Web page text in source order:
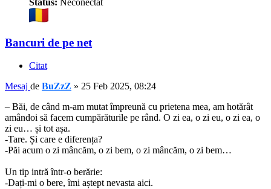
Bancuri de pe net
Citat
Mesaj de BuZzZ » 25 Feb 2025, 08:24
– Băi, de când m-am mutat împreună cu prietena mea, am hotărât
amândoi să facem cumpărăturile pe rând. O zi ea, o zi eu, o zi ea, o
zi eu… și tot așa.
-Tare. Și care e diferența?
-Păi acum o zi mâncăm, o zi bem, o zi mâncăm, o zi bem…
Un tip intră într-o berărie:
-Dați-mi o bere, îmi aștept nevasta aici.